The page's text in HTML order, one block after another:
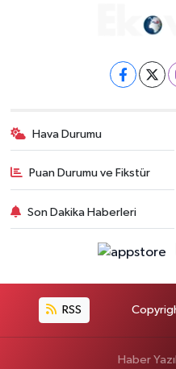
Hava Durumu
Puan Durumu ve Fikstür
Son Dakika Haberleri
RSS
Haber